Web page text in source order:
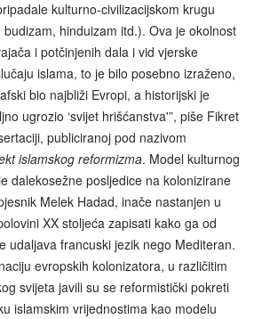
kulturno‑civilizacijskom krugu
hinduizam itd.). Ova je okolnost
i potčinjenih dala i vid vjerske
islama, to je bilo posebno izraženo,
bio najbliži Evropi, a historijski je
ugrozio ‘svijet hrišćanstva'”, piše Fikret
publiciranoj pod nazivom
islamskog reformizma. Model kulturnog
dalekosežne posljedice na kolonizirane
Melek Hadad, inače nastanjen u
XX stoljeća zapisati kako ga od
udaljava francuski jezik nego Mediteran.
evropskih kolonizatora, u različitim
svijeta javili su se reformistički pokreti
islamskim vrijednostima kao modelu